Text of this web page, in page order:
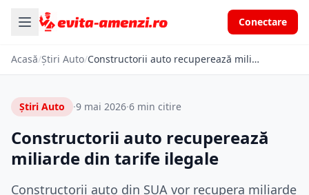
Conectare
Acasă/Știri Auto/ Constructorii auto recuperează miliarde din tarife ilegale
Știri Auto ·9 mai 2026·6 min citire
Constructorii auto recuperează
miliarde din tarife ilegale
Constructorii auto din SUA vor recupera miliarde